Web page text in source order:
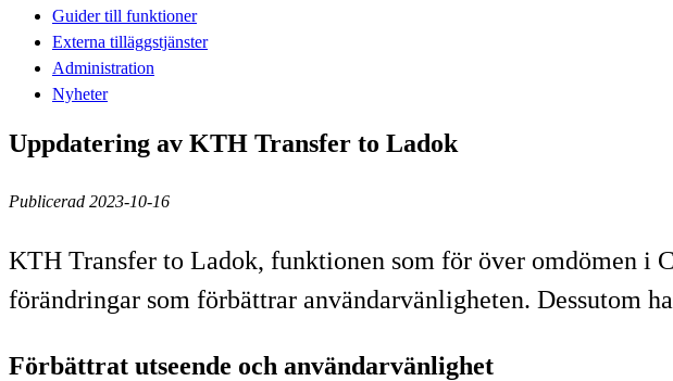
Guider till funktioner
Externa tilläggstjänster
Administration
Nyheter
Uppdatering av KTH Transfer to Ladok
Publicerad 2023-10-16
KTH Transfer to Ladok, funktionen som för över omdömen i
förändringar som förbättrar användarvänligheten. Dessutom
Förbättrat utseende och användarvänlighet